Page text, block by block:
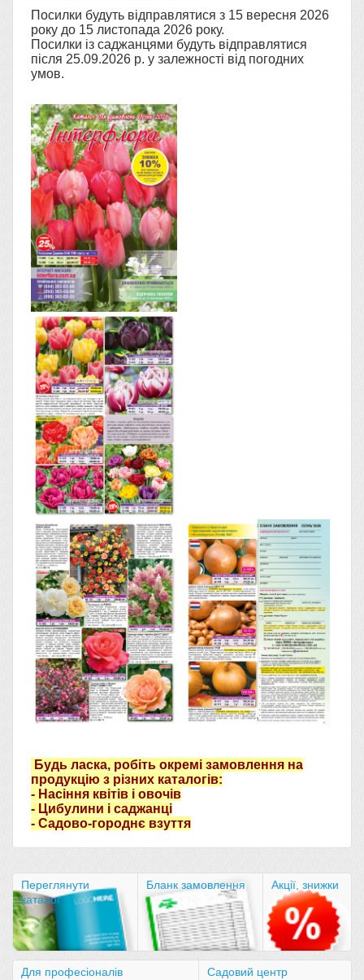
Посилки будуть відправлятися з 15 вересня 2026
року до 15 листопада 2026 року.
Посилки із саджанцями будуть відправлятися
після 25.09.2026 р. у залежності від погодних
умов.
Будь ласка, робіть окремі замовлення на
продукцію з різних каталогів:
- Насіння квітів і овочів
- Цибулини і саджанці
- Садово-городнє взуття
Переглянути
каталог
Бланк замовлення Акції, знижки
Для професіоналів Садовий центр